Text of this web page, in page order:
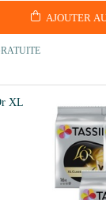
AJOUTER
XL